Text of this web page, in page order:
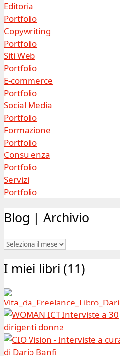
Editoria
Portfolio
Copywriting
Portfolio
Siti Web
Portfolio
E-commerce
Portfolio
Social Media
Portfolio
Formazione
Portfolio
Consulenza
Portfolio
Servizi
Portfolio
Blog | Archivio
Blog
Archivio
I miei libri (11)